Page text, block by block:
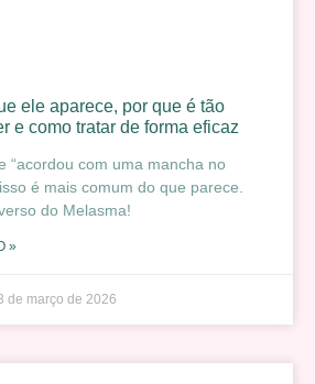
ele aparece, por que é tão
e como tratar de forma eficaz
“acordou com uma mancha no
é mais comum do que parece.
do Melasma!
»
de março de 2026